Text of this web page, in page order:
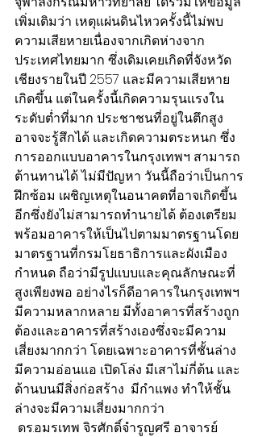
เพิ่มเติมว่า เหตุแผ่นดินไหวครั้งนี้ไม่พบ
ความเสียหายเนื่องจากเกิดห่างจาก
ประเทศไทยมาก ซึ่งเดิมเคยเกิดที่จังหวัด
เชียงรายในปี 2557 และมีความเสียหาย
เกิดขึ้น แต่ในครั้งนี้เกิดความรุนแรงใน
ระดับต่ำที่มาก ประชาชนที่อยู่ในตึกสูง
อาจจะรู้สึกได้ และเกิดความตระหนก ซึ่ง
การออกแบบอาคารในกรุงเทพฯ สามารถ
ต้านทานได้ ไม่มีปัญหา วันนี้ถือว่าเป็นการ
ฝึกซ้อม เผชิญเหตุในอนาคตที่อาจเกิดขึ้น
อีกซึ่งยังไม่สามารถทำนายได้ ต้องเตรียม
พร้อมอาคารให้เป็นไปตามมาตรฐานโดย
มาตรฐานที่กรมโยธาธิการและผังเมือง
กำหนด ถือว่ามีรูปแบบและคุณลักษณะที่
สูงเพียงพอ อย่างไรก็ดีอาคารในกรุงเทพฯ
มีความหลากหลาย มีทั้งอาคารที่สร้างถูก
ต้องและอาคารที่สร้างเองซึ่งจะมีความ
เสี่ยงมากกว่า โดยเฉพาะอาคารที่ชั้นล่าง
มีความอ่อนแอ เปิดโล่ง มีเสาไม่กี่ต้น และ
ด้านบนมีสิ่งก่อสร้าง  มีกำแพง ทำให้ชั้น
ล่างจะมีความเสี่ยงมากกว่า